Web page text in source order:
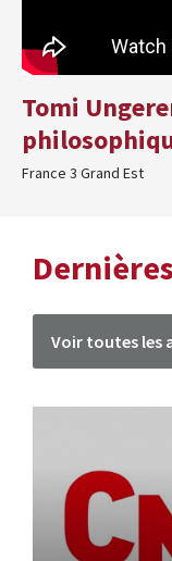
Tomi
France 3 Grand Est
Voir toutes les